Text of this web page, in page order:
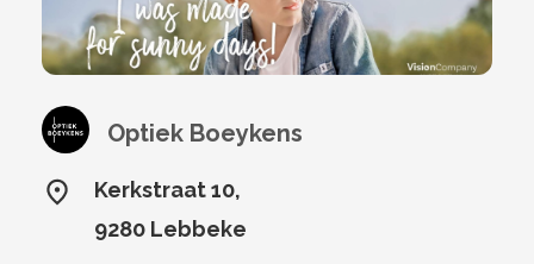
Optiek Boeykens
Kerkstraat 10,
9280 Lebbeke